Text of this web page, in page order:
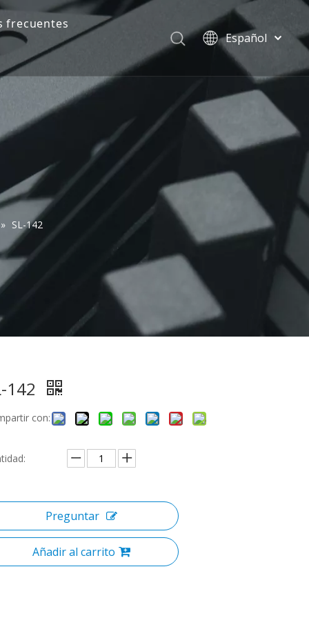
frecuentes
Español
English
Pусский
» SL-142
142
con:
Preguntar
Añadir al carrito